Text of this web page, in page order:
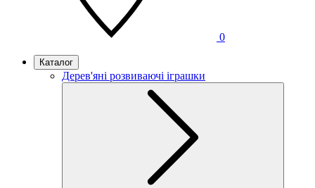
0
Каталог
Дерев'яні розвиваючі іграшки